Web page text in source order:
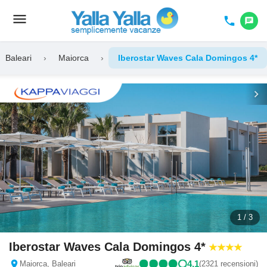
Toggle
menu phone chat
Baleari › Maiorca › Iberostar Waves Cala Domingos 4*
chevron_left chevron_right
1 / 3
Iberostar Waves Cala Domingos 4*
location_on Maiorca, Baleari 4,1(2321 recensioni)